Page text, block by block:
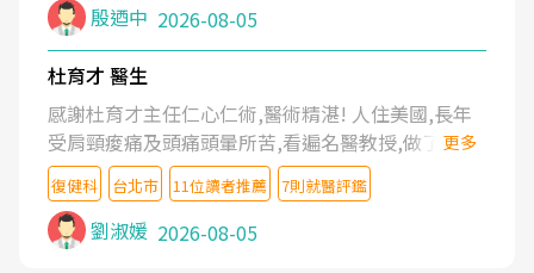
殷迺中 2026-08-05
杜育才 醫生
感謝杜育才主任仁心仁術,醫術精湛! 人住美國,長年
受肩頸痠痛及頭痛頭暈所苦,看遍名醫教授,做了各種
檢查,也嘗試過西醫打針,中醫針灸及物理徒手治療都
沒有用,後來連吃到嗎啡類止痛藥都效果有限,只是壓
症狀,沒多久就痛起來,多年失眠嚴重影響生活品質.
台灣親友介紹忠孝醫院杜育才主任是頸頭症候群專
更多
復健科 台北市 11位讀者推薦 7則就醫評鑑
劉淑媛 2026-08-05